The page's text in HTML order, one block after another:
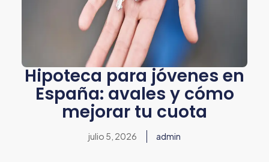
Hipoteca para jóvenes en
España: avales y cómo
mejorar tu cuota
julio 5, 2026 admin